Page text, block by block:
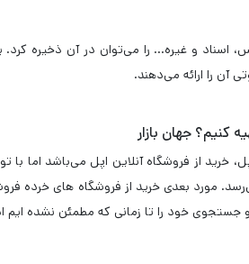
اسناد و غیره… را می‌توان در آن ذخیره کرد.
آن را ارائه می‌دهند.
خرید از فروشگاه آنلاین اپل می‌باشد اما
مورد بعدی خرید از فروشگاه های خرده
و جستجوی خود را تا زمانی که مطمئن نشده